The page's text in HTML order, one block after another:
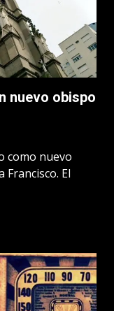
nuevo obispo
como nuevo
El